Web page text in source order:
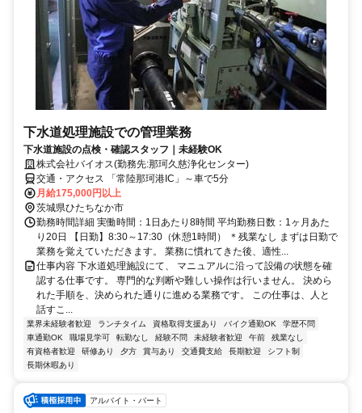
下水道処理施設での管理業務
下水道施設の点検・確認スタッフ｜未経験OK
株式会社バイオス(勤務先:那珂久慈浄化センター)
交通・アクセス 「常陸那珂港IC」～車で5分
月給175,000円以上
茨城県ひたちなか市
勤務時間詳細 実働時間：1日あたり8時間 平均勤務日数：1ヶ月あた
り20日 【日勤】8:30～17:30（休憩1時間） ＊残業なし まずは日勤で
業務を覚えていただきます。 業務に慣れてきた後、適性...
仕事内容 下水道処理施設にて、 マニュアルに沿って設備の状態を確
認する仕事です。 専門的な判断や難しい操作は行いません。 決めら
れた手順を、決められた通りに進める業務です。 この仕事は、人と
話すこ...
業界未経験者歓迎 ランチタイム 資格取得支援あり バイク通勤OK
学歴不問
車通勤OK
職場見学可 転勤なし 経験不問 未経験者歓迎 午前
残業なし
有資格者歓迎
研修あり 夕方 賞与あり 交通費支給 長期歓迎
シフト制
長期休暇あり
アルバイト・パート